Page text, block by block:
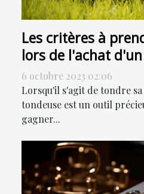
Les critères à
lors de l'achat
6 octobre 2023 02:06
Lorsqu'il s'agit de tondre
tondeuse est un outil
gagner...